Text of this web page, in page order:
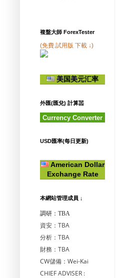
複盤大師 ForexTester
(免費.試用版 下載 ↓)
美国美元汇率
外匯(匯兌) 計算噐
Currency Converter
USD匯率(每日更新)
American Dollar
Exchange Rate
本網站管理成員 ↓
調研：TBA
資安：TBA
分析：TBA
財務：TBA
CW儲備：Wei-Kai
CHIEF ADVISER :